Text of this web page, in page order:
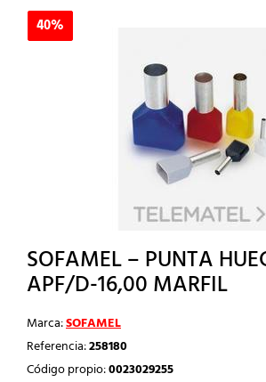
40%
SOFAMEL – PUNTA
APF/D-16,00 MARFIL
Marca:SOFAMEL
Referencia:258180
Código propio:0023029255
40%